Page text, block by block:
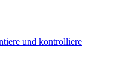
und kontrolliere